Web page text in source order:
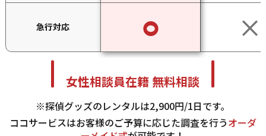
女性２９歳・看護師・東大阪市
相談項目
素行調査（彼氏３５歳）
急行対応
⚪︎
×
女性相談員在籍 無料相談
※探偵グッズのレンタルは2,900円/1日です。
ココサービスはお客様のご予算に応じた調査を行うオーダ